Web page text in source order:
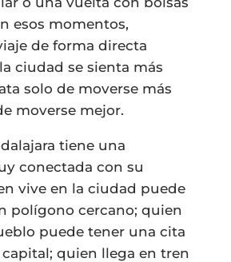
esos momentos,
de forma directa
ciudad se sienta más
solo de moverse más
moverse mejor.
tiene una
conectada con su
vive en la ciudad puede
polígono cercano; quien
puede tener una cita
quien llega en tren